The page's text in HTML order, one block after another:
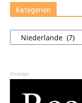
Kategorien
Kategorien
Anzeige